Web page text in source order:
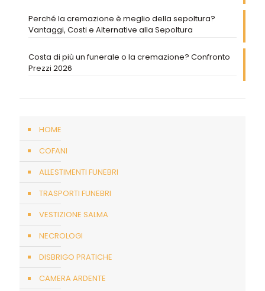
Perché la cremazione è meglio della sepoltura?
Vantaggi, Costi e Alternative alla Sepoltura
Costa di più un funerale o la cremazione? Confronto
Prezzi 2026
HOME
COFANI
ALLESTIMENTI FUNEBRI
TRASPORTI FUNEBRI
VESTIZIONE SALMA
NECROLOGI
DISBRIGO PRATICHE
CAMERA ARDENTE